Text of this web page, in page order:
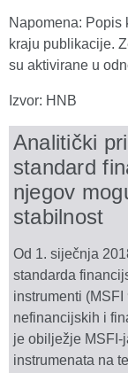
Napomena: Popis
kraju publikacije.
su aktivirane u
Izvor: HNB
Analitički
standard
njegov
stabilnost
Od 1. siječnja
standarda
instrumenti
nefinancijskih i
je obilježje MSFI-
instrumenata na